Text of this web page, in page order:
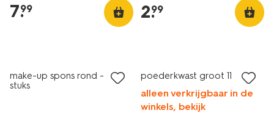
7.
99 2.
99
make-up spons rond - 2
stuks
poederkwast groot 11
alleen verkrijgbaar in de
winkels, bekijk